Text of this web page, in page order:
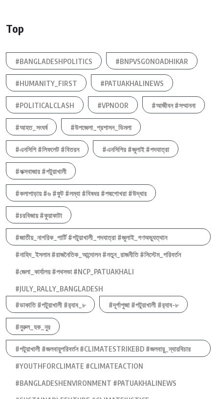
Top
#BANGLADESHPOLITICS #BNPVSGONOADHIKAR
#HUMANITY_FIRST #PATUAKHALINEWS
#POLITICALCLASH #VPNOOR #আজীবন #সম্মাননা
#আহত_সংঘর্ষ #উপজেলা_প্রশাসন_ডিমলা
#এনসিপি #লিফলেট #বিতরন #এনসিপির #জুলাই #পদযাত্রা
#কক্সবাজার #পটুয়াখালী
#কলাপাড়ায় #৬ #ফুট #লম্বা #বিষধর #পদ্মগোখরা #উদ্ধার
#চরবিজায় #কুয়াকাটা
#জাতীয়_নাগরিক_পার্টি #পটুয়াখালী_পদযাত্রা #জুলাই_গণঅভ্যুত্থান
#নাহিদ_ইসলাম #রাজনৈতিক_আন্দোলন #নতুন_রাজনীতি #সিস্টেম_পরিবর্তন
#জেলা_কার্যালয় #পথসভা #NCP_PATUAKHALI
#JULY_RALLY_BANGLADESH
#ডাকাতি #পটুয়াখালী #র‍্যাব_৮
#দূর্গাপুজা #পটুয়াখালী #র‍্যাব-৮
#নুরুল_হক_নুর
#পটুয়াখালী #জলবায়ুপরিবর্তন #CLIMATESTRIKEBD #জলবায়ু_ন্যায়বিচার
#YOUTHFORCLIMATE #CLIMATEACTION
#BANGLADESHENVIRONMENT #PATUAKHALINEWS